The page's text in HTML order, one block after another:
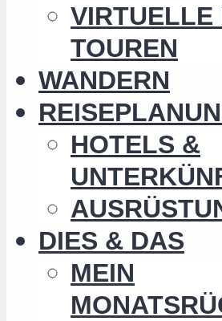
VIRTUELLE
TOUREN
WANDERN
HOTELS &
DIES & DAS
MEIN